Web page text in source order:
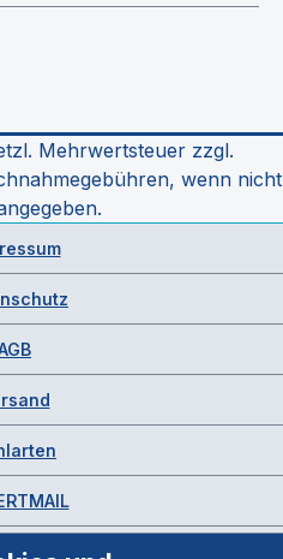
Mehrwertsteuer zzgl.
wenn nicht